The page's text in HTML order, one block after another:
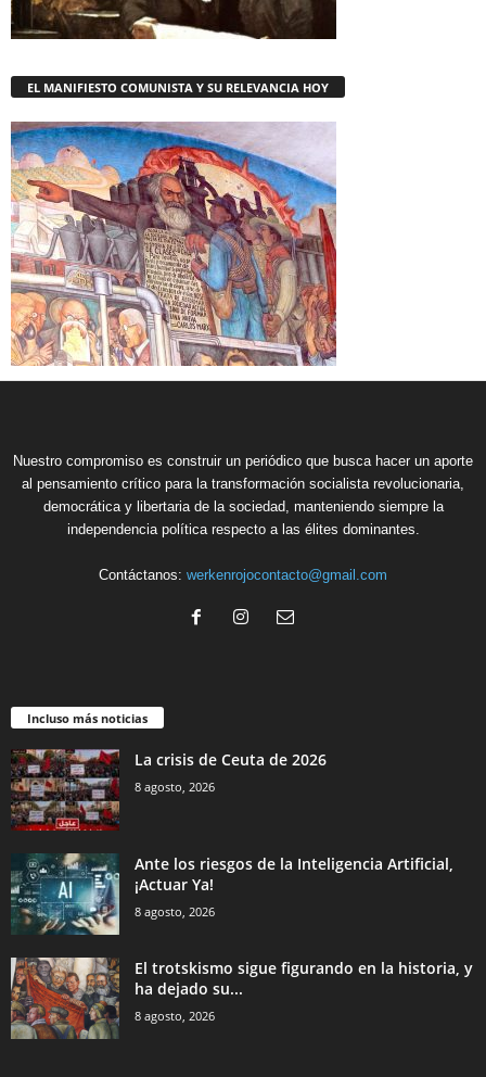
EL MANIFIESTO COMUNISTA Y SU RELEVANCIA HOY
Nuestro compromiso es construir un periódico que busca hacer un aporte
al pensamiento crítico para la transformación socialista revolucionaria,
democrática y libertaria de la sociedad, manteniendo siempre la
independencia política respecto a las élites dominantes.
Contáctanos: werkenrojocontacto@gmail.com
Incluso más noticias
La crisis de Ceuta de 2026
8 agosto, 2026
Ante los riesgos de la Inteligencia Artificial,
¡Actuar Ya!
8 agosto, 2026
El trotskismo sigue figurando en la historia, y
ha dejado su...
8 agosto, 2026